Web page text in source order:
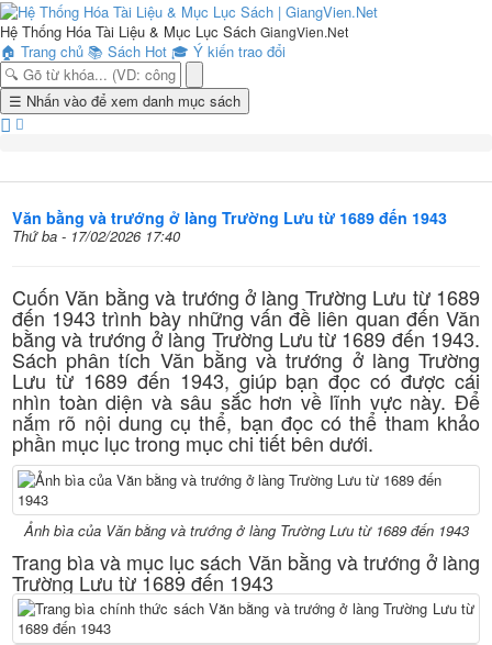
Hệ Thống Hóa Tài Liệu & Mục Lục Sách GiangVien.Net
🏠 Trang chủ 📚 Sách Hot 🎓 Ý kiến trao đổi
Toggle
navigation
☰ Nhấn vào để xem danh mục sách
Văn bằng và trướng ở làng Trường Lưu từ 1689 đến 1943
Thứ ba - 17/02/2026 17:40
Cuốn Văn bằng và trướng ở làng Trường Lưu từ 1689
đến 1943 trình bày những vấn đề liên quan đến Văn
bằng và trướng ở làng Trường Lưu từ 1689 đến 1943.
Sách phân tích Văn bằng và trướng ở làng Trường
Lưu từ 1689 đến 1943, giúp bạn đọc có được cái
nhìn toàn diện và sâu sắc hơn về lĩnh vực này. Để
nắm rõ nội dung cụ thể, bạn đọc có thể tham khảo
phần mục lục trong mục chi tiết bên dưới.
Ảnh bìa của Văn bằng và trướng ở làng Trường Lưu từ 1689 đến 1943
Trang bìa và mục lục sách Văn bằng và trướng ở làng
Trường Lưu từ 1689 đến 1943